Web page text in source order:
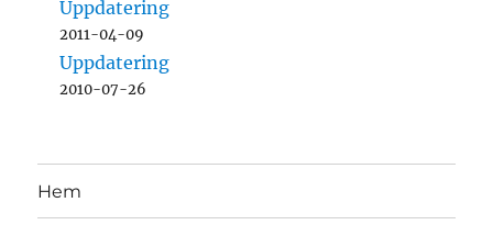
Uppdatering
2011-04-09
Uppdatering
2010-07-26
Hem